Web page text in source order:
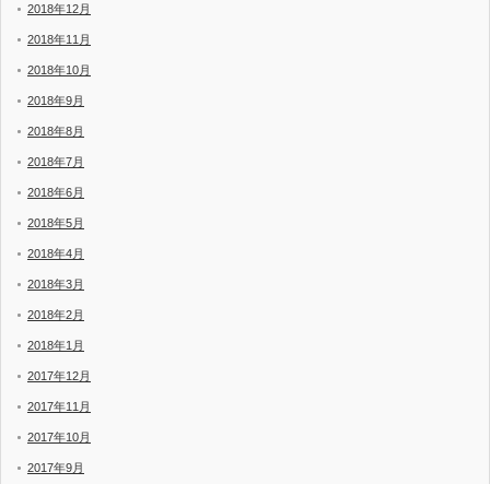
2018年12月
2018年11月
2018年10月
2018年9月
2018年8月
2018年7月
2018年6月
2018年5月
2018年4月
2018年3月
2018年2月
2018年1月
2017年12月
2017年11月
2017年10月
2017年9月